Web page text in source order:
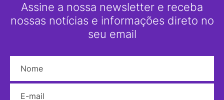
Assine a nossa newsletter e receba
nossas notícias e informações direto no
seu email